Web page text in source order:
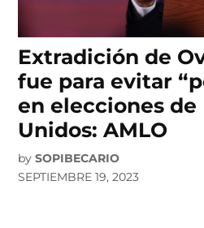
Extradición de
fue para evitar
en elecciones de
Unidos: AMLO
by SOPIBECARIO
SEPTIEMBRE 19, 2023